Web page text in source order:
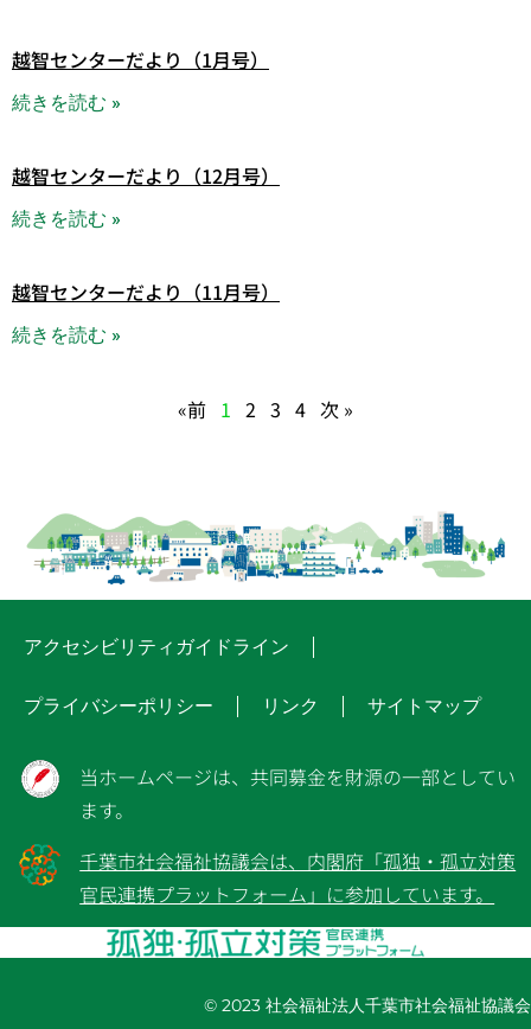
越智センターだより（1月号）
続きを読む »
越智センターだより（12月号）
続きを読む »
越智センターだより（11月号）
続きを読む »
«前 1 2 3 4 次 »
アクセシビリティガイドライン
プライバシーポリシー リンク サイトマップ
当ホームページは、共同募金を財源の一部としてい
ます。
千葉市社会福祉協議会は、内閣府「孤独・孤立対策
官民連携プラットフォーム」に参加しています。
© 2023 社会福祉法人千葉市社会福祉協議会